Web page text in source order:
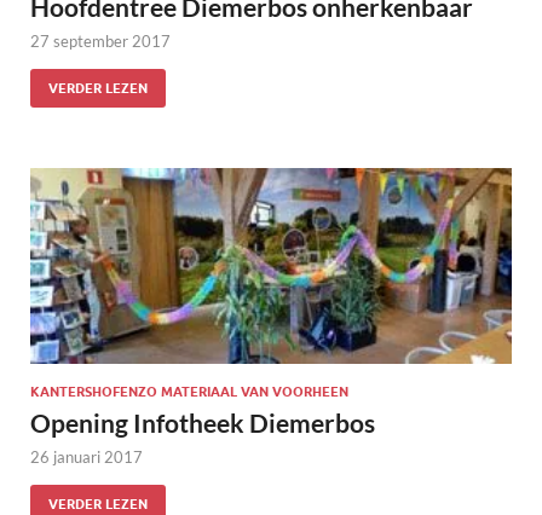
Hoofdentree Diemerbos onherkenbaar
27 september 2017
VERDER LEZEN
KANTERSHOFENZO MATERIAAL VAN VOORHEEN
Opening Infotheek Diemerbos
26 januari 2017
VERDER LEZEN